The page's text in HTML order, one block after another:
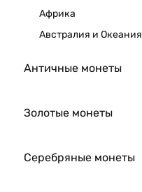
Африка
Австралия и Океания
Античные монеты
Золотые монеты
Серебряные монеты